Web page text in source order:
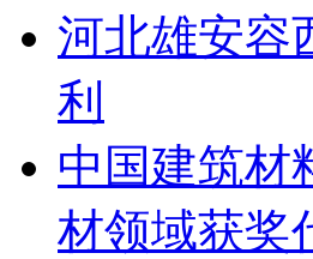
河北雄安容
利
中国建筑材
材领域获奖